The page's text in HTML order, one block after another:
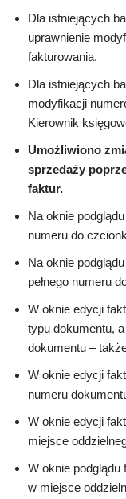
Dla istniejących
uprawnienie
fakturowania.
Dla istniejących
modyfikacji
Kierownik
Umożliwiono
sprzedaży
faktur.
Na oknie
numeru do
Na oknie
pełnego numeru
W oknie edycji
typu dokumentu,
dokumentu –
W oknie edycji
numeru
W oknie edycji
miejsce
W oknie podglądu
w miejsce